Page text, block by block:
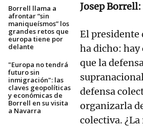
Borrell llama a
afrontar “sin
maniqueísmos” los
grandes retos que
europa tiene por
delante
"Europa no tendrá
futuro sin
inmigración": las
claves geopolíticas
y económicas de
Borrell en su visita
a Navarra
Josep Borrell:
El presidente
ha dicho: hay
que la
defensa
organizarla
colectiva. ¿La